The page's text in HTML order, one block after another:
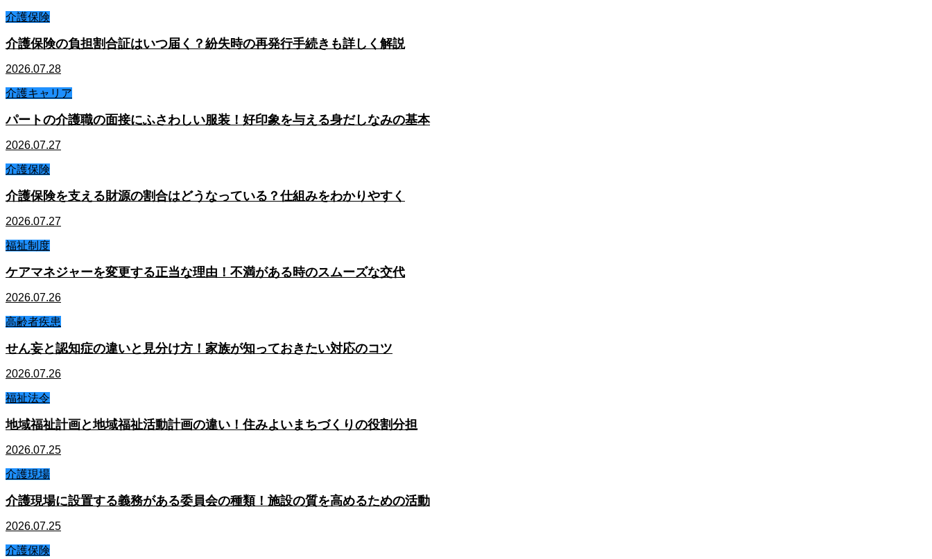
介護保険
介護保険の負担割合証はいつ届く？紛失時の再発行手続きも詳しく解説
2026.07.28
介護キャリア
パートの介護職の面接にふさわしい服装！好印象を与える身だしなみの基本
2026.07.27
介護保険
介護保険を支える財源の割合はどうなっている？仕組みをわかりやすく
2026.07.27
福祉制度
ケアマネジャーを変更する正当な理由！不満がある時のスムーズな交代
2026.07.26
高齢者疾患
せん妄と認知症の違いと見分け方！家族が知っておきたい対応のコツ
2026.07.26
福祉法令
地域福祉計画と地域福祉活動計画の違い！住みよいまちづくりの役割分担
2026.07.25
介護現場
介護現場に設置する義務がある委員会の種類！施設の質を高めるための活動
2026.07.25
介護保険